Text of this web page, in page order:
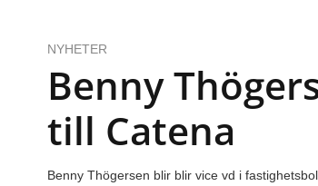
NYHETER
Benny
till Catena
Benny Thögersen blir blir vice vd i